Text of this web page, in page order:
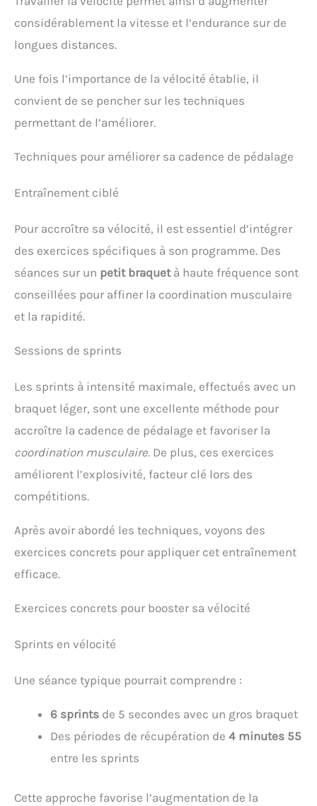
considérablement la vitesse et l’endurance sur de
longues distances.
Une fois l’importance de la vélocité établie, il
convient de se pencher sur les techniques
permettant de l’améliorer.
Techniques pour améliorer sa cadence de pédalage
Entraînement ciblé
Pour accroître sa vélocité, il est essentiel d’intégrer
des exercices spécifiques à son programme. Des
séances sur un petit braquetà haute fréquence sont
conseillées pour affiner la coordination musculaire
et la rapidité.
Sessions de sprints
Les sprints à intensité maximale, effectués avec un
braquet léger, sont une excellente méthode pour
accroître la cadence de pédalage et favoriser la
coordination musculaire. De plus, ces exercices
améliorent l’explosivité, facteur clé lors des
compétitions.
Après avoir abordé les techniques, voyons des
exercices concrets pour appliquer cet entraînement
efficace.
Exercices concrets pour booster sa vélocité
Sprints en vélocité
Une séance typique pourrait comprendre :
6 sprints de 5 secondes avec un gros braquet
Des périodes de récupération de 4 minutes 55
entre les sprints
Cette approche favorise l’augmentation de la